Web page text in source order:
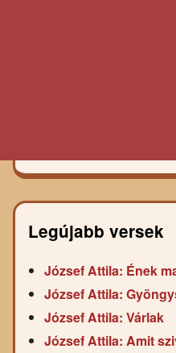
Legújabb versek
József Attila: Ének
József Attila:
József Attila: Várlak
József Attila: Amit